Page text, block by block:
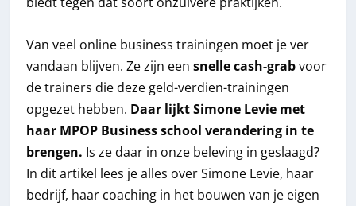
Van veel online business trainingen moet je ver
vandaan blijven. Ze zijn een snelle cash-grabvoor
de trainers die deze geld-verdien-trainingen
opgezet hebben. Daar lijkt Simone Levie met
haar MPOP Business school verandering in te
brengen. Is ze daar in onze beleving in geslaagd?
In dit artikel lees je alles over Simone Levie, haar
bedrijf, haar coaching in het bouwen van je eigen